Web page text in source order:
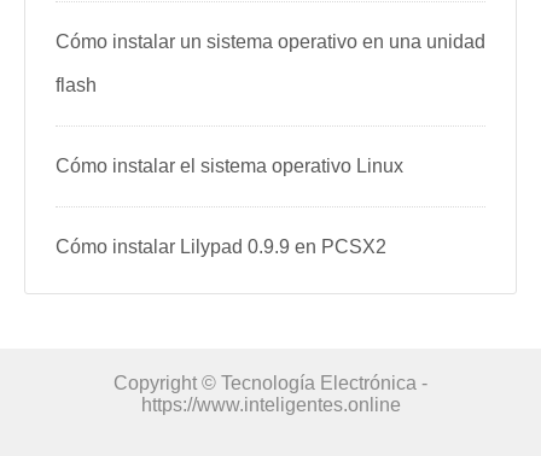
Cómo instalar un sistema operativo en una unidad
flash
Cómo instalar el sistema operativo Linux
Cómo instalar Lilypad 0.9.9 en PCSX2
Copyright © Tecnología Electrónica -
https://www.inteligentes.online